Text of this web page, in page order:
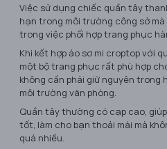
Việc sử dụng chiếc quần tây
hạn trong môi trường công sở
trong việc phối hợp trang phục
Khi kết hợp áo sơ mi croptop với
một bộ trang phục rất phù hợp
không cần phải giữ nguyên trong
môi trường văn phòng.
Quần tây thường có cạp cao,
tốt, làm cho bạn thoải mái mà
quá nhiều.